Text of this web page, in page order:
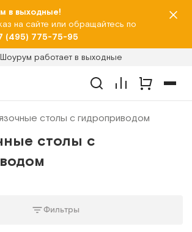
в выходные!
на сайте или обращайтесь по
(495) 775-75-95
Шоурум работает в выходные
столы с гидроприводом
столы с
Фильтры